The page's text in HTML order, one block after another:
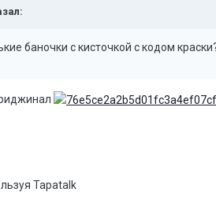
баночки с кисточкой с кодом
Tapatalk